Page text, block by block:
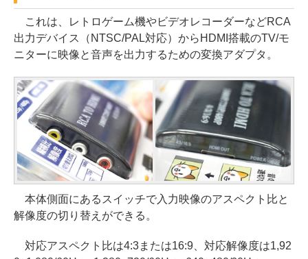
これは、レトロゲーム機やビデオレコーダーなどRCA
出力デバイス（NTSC/PAL対応）からHDMI搭載のTV/モ
ニターに映像と音声を出力するための変換アダプタ。
本体側面にあるスイッチで入力映像のアスペクト比と
解像度の切り替えができる。
対応アスペクト比は4:3または16:9、対応解像度は1,92